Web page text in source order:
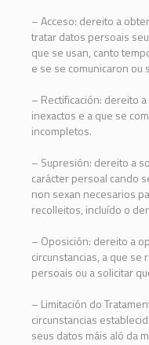
– Acceso: dereito a
tratar datos persoais
que se usan, canto
e se se comunicaron ou
– Rectificación: dereito
inexactos e a que se
incompletos.
– Supresión: dereito a
carácter persoal cando
non sexan necesarios
recolleitos, incluído o
– Oposición: dereito a
circunstancias, a que
persoais ou a solicitar
– Limitación do
circunstancias
seus datos máis aló da